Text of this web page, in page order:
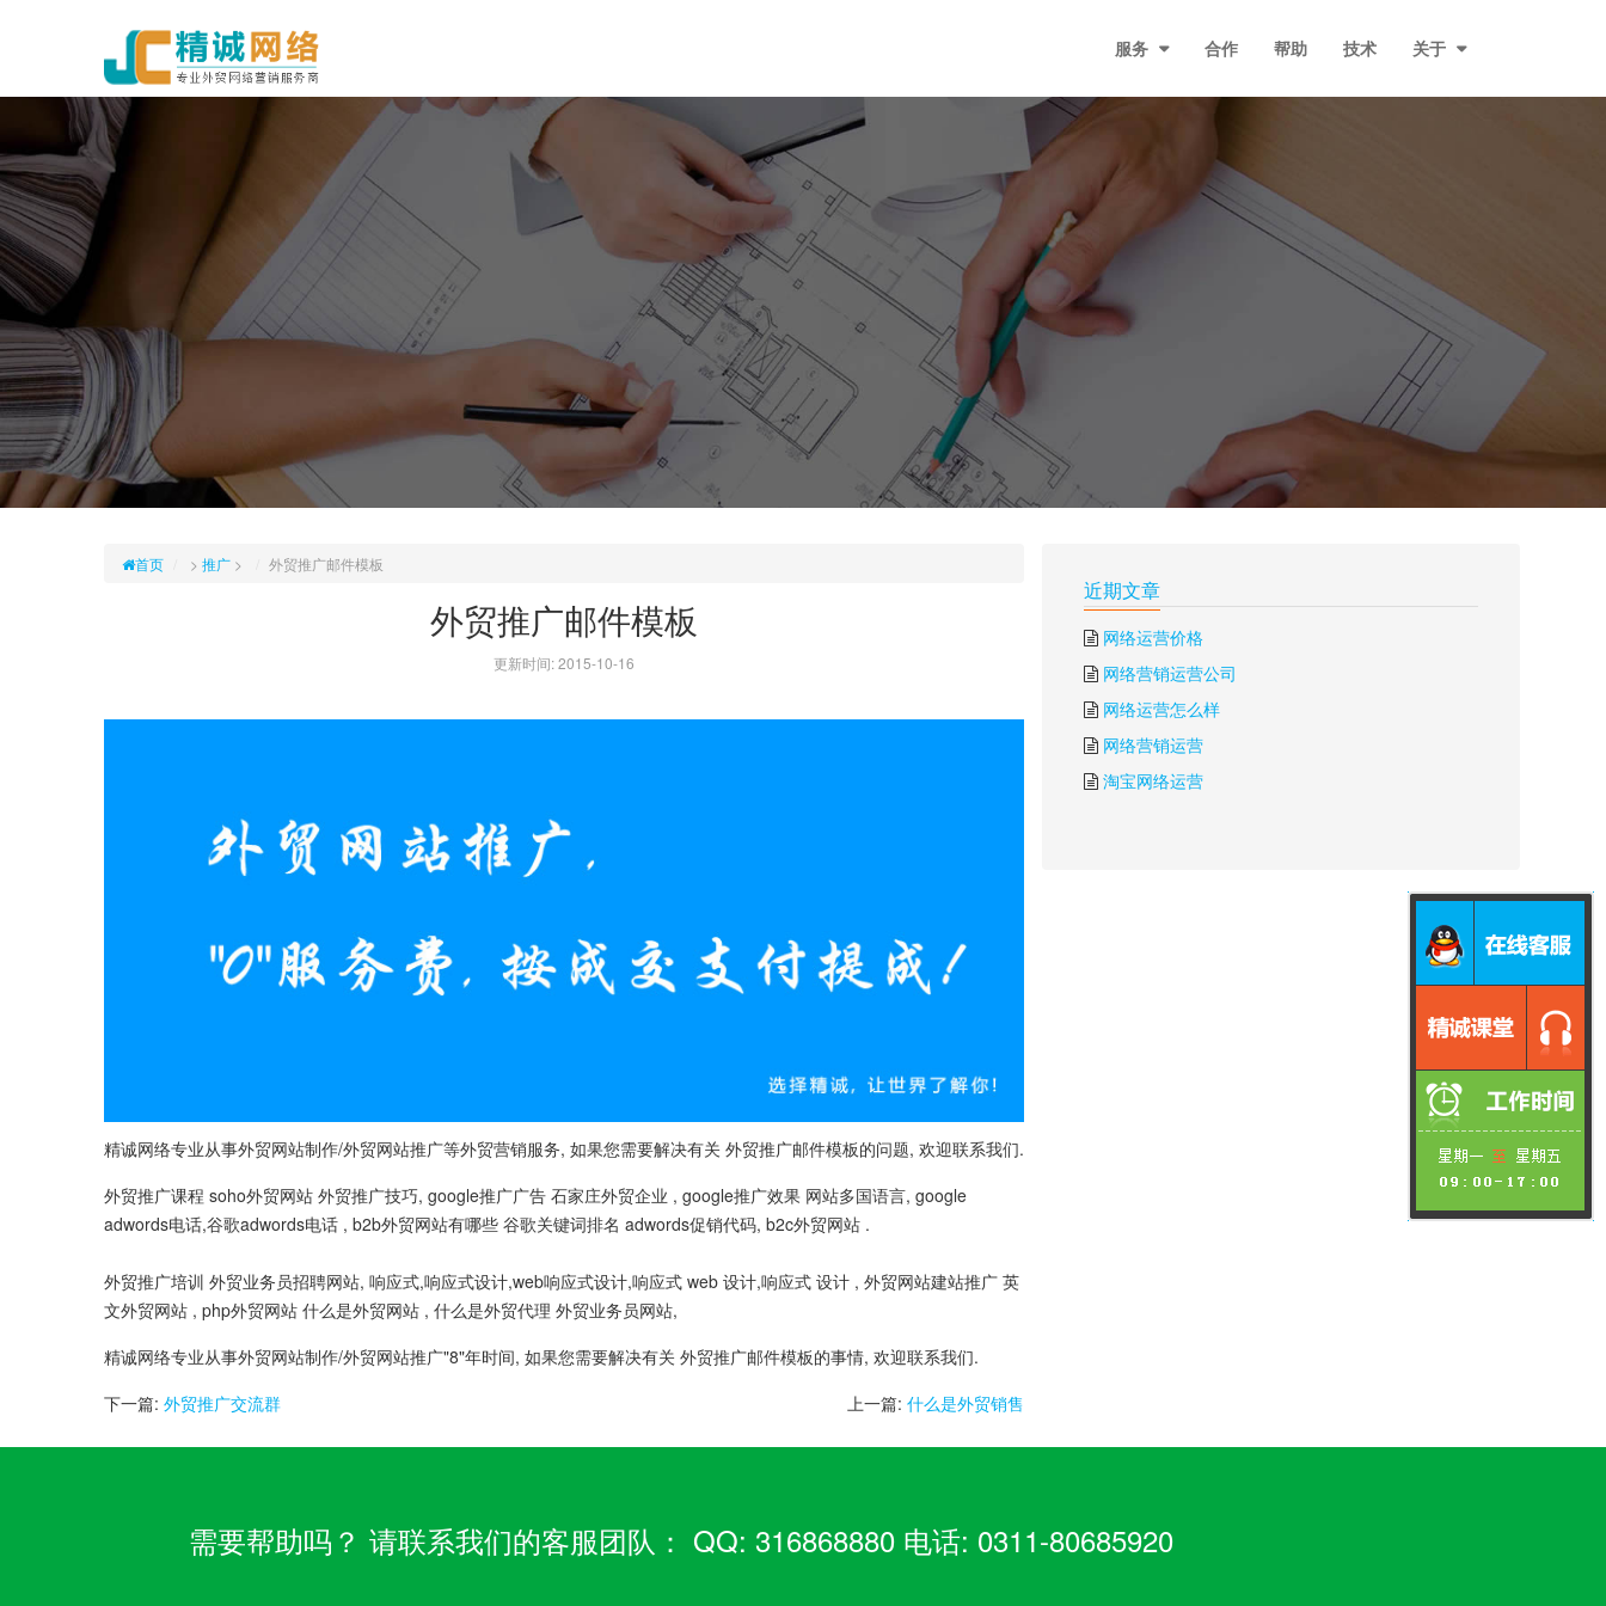
服务 合作 帮助 技术 关于
首页 > 推广 > 外贸推广邮件模板
外贸推广邮件模板
更新时间: 2015-10-16
精诚网络专业从事外贸网站制作/外贸网站推广等外贸营销服务, 如果您需要解决有关 外贸推广邮件模板的问题, 欢迎联系我们.
外贸推广课程 soho外贸网站 外贸推广技巧, google推广广告 石家庄外贸企业 , google推广效果 网站多国语言, google
adwords电话,谷歌adwords电话 , b2b外贸网站有哪些 谷歌关键词排名 adwords促销代码, b2c外贸网站 .
外贸推广培训 外贸业务员招聘网站, 响应式,响应式设计,web响应式设计,响应式 web 设计,响应式 设计 , 外贸网站建站推广 英
文外贸网站 , php外贸网站 什么是外贸网站 , 什么是外贸代理 外贸业务员网站,
精诚网络专业从事外贸网站制作/外贸网站推广"8"年时间, 如果您需要解决有关 外贸推广邮件模板的事情, 欢迎联系我们.
上一篇: 什么是外贸销售
下一篇: 外贸推广交流群
近期文章
网络运营价格
网络营销运营公司
网络运营怎么样
网络营销运营
淘宝网络运营
需要帮助吗？ 请联系我们的客服团队： QQ: 316868880 电话: 0311-80685920